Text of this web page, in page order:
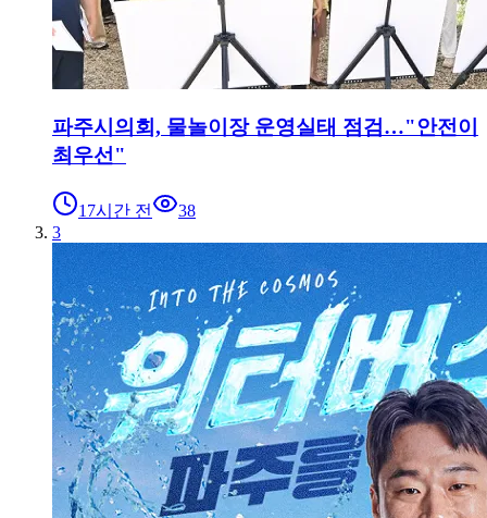
파주시의회, 물놀이장 운영실태 점검…"안전이
최우선"
17시간 전
38
3